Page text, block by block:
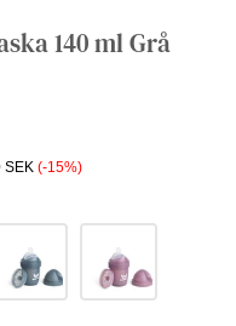
140 ml Grå
SEK (-15%)